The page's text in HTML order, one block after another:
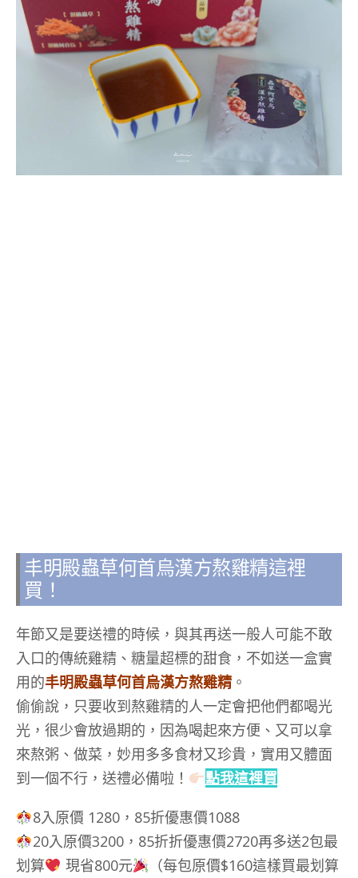
丰明殿蟲草何首烏漢方熬雞精這裡
買！
年節又是要送禮的時候，與其再送一般人可能不敢
入口的傳統雞精、糖量超標的甜食，不如送一盒實
用的丰明殿蟲草何首烏漢方熬雞精 。
偷偷說，只要收到熬雞精的人一定會把他們都喝光
光，很少會放過期的，因為喝起來方便、又可以拿
來熬粥、做菜，妙用多多食材又珍貴，實用又體面
到一個不行，送禮必備啦！
點我這裡買
8入原價 1280，85折優惠價1088
20入原價3200，85折折優惠價2720再多送2包最
划算
現省800元
（每包原價$160這樣買最划算